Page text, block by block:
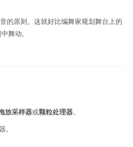
的原则。这就好比编舞家规划舞台上的
舞动。
放采样器或颗粒处理器。